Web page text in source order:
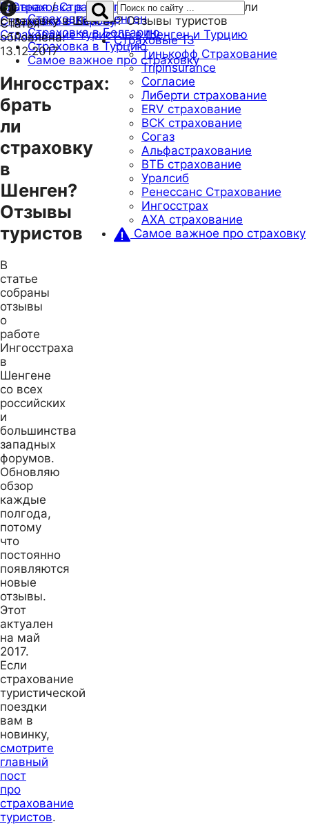
Страховка в Европу
Страхование туристов в Шенген и Турцию
Страховка в Шенген
Страховка в Болгарию
Страховка в Турцию
Самое важное про страховку
Главная / Страховые / Ингосстрах: брать ли
страховку в Шенген? Отзывы туристов
Статья
обновлена:
13.12.2017
Ингосстрах:
брать
ли
страховку
в
Шенген?
Отзывы
туристов
В
статье
собраны
отзывы
о
работе
Ингосстраха
в
Шенгене
со всех
российских
и
большинства
западных
форумов.
Обновляю
обзор
каждые
полгода,
потому
что
постоянно
появляются
новые
отзывы.
Этот
актуален
на май
2017.
Если
страхование
туристической
поездки
вам в
новинку,
смотрите
главный
пост
про
страхование
туристов.
Страховые13
Тинькофф Страхование
Tripinsurance
Согласие
Либерти страхование
ERV страхование
ВСК страхование
Согаз
Альфастрахование
ВТБ страхование
Уралсиб
Ренессанс Страхование
Ингосстрах
AXA страхование
Самое важное про страховку